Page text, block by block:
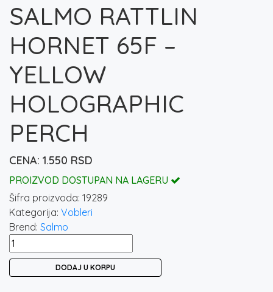
SALMO RATTLIN
HORNET 65F –
YELLOW
HOLOGRAPHIC
PERCH
1.550 RSD
PROIZVOD DOSTUPAN NA LAGERU
Šifra proizvoda: 19289
Kategorija: Vobleri
Brend: Salmo
SALMO
RATTLIN
DODAJ U KORPU